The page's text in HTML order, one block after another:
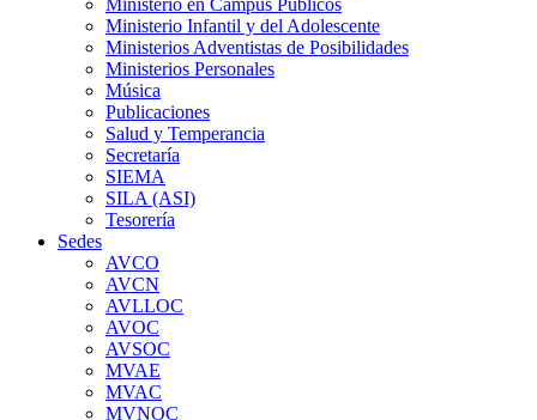
Ministerio Infantil y del Adolescente
Ministerios Adventistas de Posibilidades
Ministerios Personales
Música
Publicaciones
Salud y Temperancia
Secretaría
SIEMA
SILA (ASI)
Tesorería
Sedes
AVCO
AVCN
AVLLOC
AVOC
AVSOC
MVAE
MVAC
MVNOC